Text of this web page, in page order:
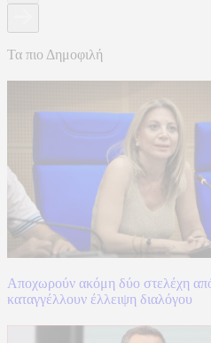
Τα πιο Δημοφιλή
Αποχωρούν ακόμη δύο στελέχη
καταγγέλλουν έλλειψη διαλόγου